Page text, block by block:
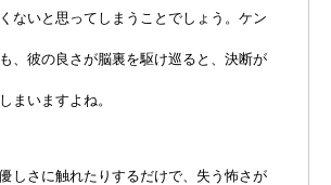
ないと思ってしまうことでしょう。ケン
、彼の良さが脳裏を駆け巡ると、決断が
まいますよね。
しさに触れたりするだけで、失う怖さが